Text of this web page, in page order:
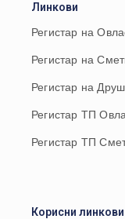
Линкови
Регистар на
Регистар на
Регистар на
Регистар ТП
Регистар ТП
Корисни линкови